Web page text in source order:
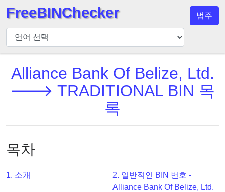
BIN
검
사
기
BIN
호
API
FreeBINChecker 범주
Alliance Bank Of Belize, Ltd.
🡒 TRADITIONAL BIN 목
록
목차
1. 소개
2. 일반적인 BIN 번호 -
Alliance Bank Of Belize, Ltd.